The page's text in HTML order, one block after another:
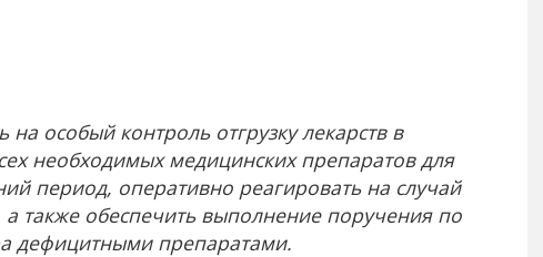
особый контроль отгрузку лекарств в
необходимых медицинских препаратов для
период, оперативно реагировать на случай
а также обеспечить выполнение поручения по
дефицитными препаратами.